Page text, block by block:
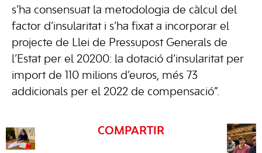
s’ha consensuat la metodologia de càlcul del
factor d’insularitat i s’ha fixat a incorporar el
projecte de Llei de Pressupost Generals de
l’Estat per el 20200: la dotació d’insularitat per
import de 110 milions d’euros, més 73
addicionals per el 2022 de compensació”.
COMPARTIR